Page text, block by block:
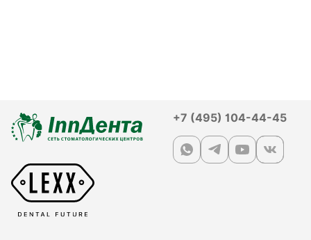
+7 (495) 104-44-45